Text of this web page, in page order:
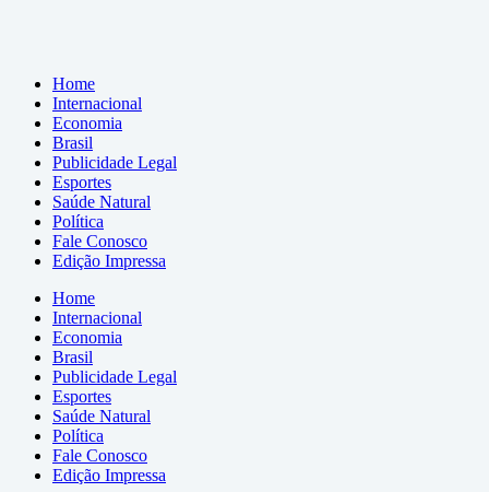
Home
Internacional
Economia
Brasil
Publicidade Legal
Esportes
Saúde Natural
Política
Fale Conosco
Edição Impressa
Home
Internacional
Economia
Brasil
Publicidade Legal
Esportes
Saúde Natural
Política
Fale Conosco
Edição Impressa